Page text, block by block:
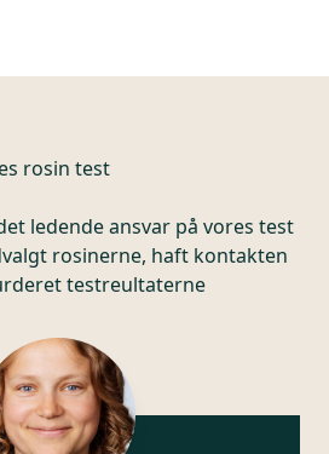
rosin test
ledende ansvar på vores test
rosinerne, haft kontakten
testreultaterne